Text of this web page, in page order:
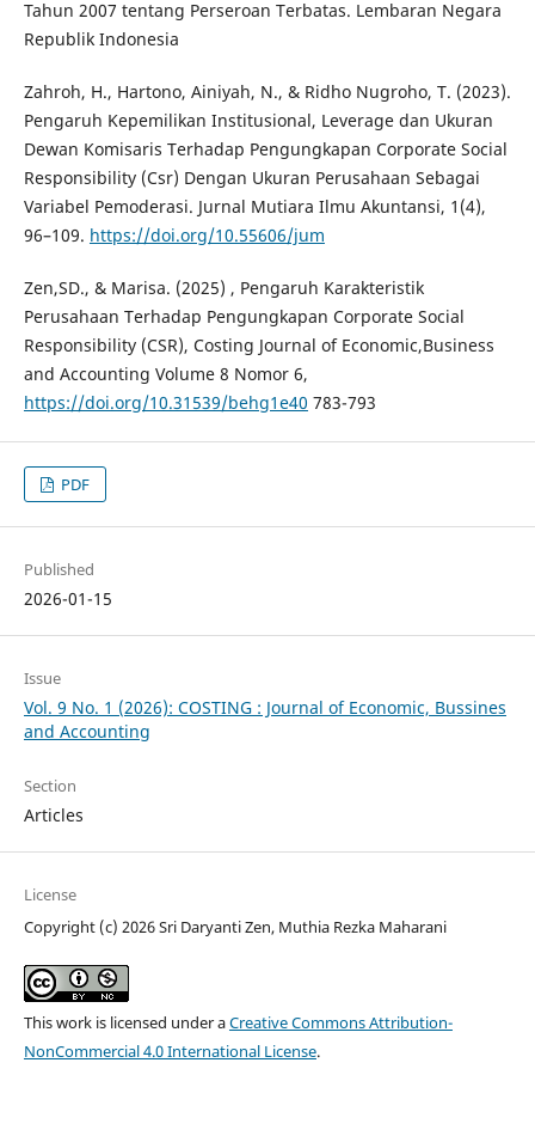
Tahun 2007 tentang Perseroan Terbatas. Lembaran Negara
Republik Indonesia
Zahroh, H., Hartono, Ainiyah, N., & Ridho Nugroho, T. (2023).
Pengaruh Kepemilikan Institusional, Leverage dan Ukuran
Dewan Komisaris Terhadap Pengungkapan Corporate Social
Responsibility (Csr) Dengan Ukuran Perusahaan Sebagai
Variabel Pemoderasi. Jurnal Mutiara Ilmu Akuntansi, 1(4),
96–109. https://doi.org/10.55606/jum
Zen,SD., & Marisa. (2025) , Pengaruh Karakteristik
Perusahaan Terhadap Pengungkapan Corporate Social
Responsibility (CSR), Costing Journal of Economic,Business
and Accounting Volume 8 Nomor 6,
https://doi.org/10.31539/behg1e40 783-793
PDF
Published
2026-01-15
Issue
Vol. 9 No. 1 (2026): COSTING : Journal of Economic, Bussines
and Accounting
Section
Articles
License
Copyright (c) 2026 Sri Daryanti Zen, Muthia Rezka Maharani
This work is licensed under aCreative Commons Attribution-
NonCommercial 4.0 International License.